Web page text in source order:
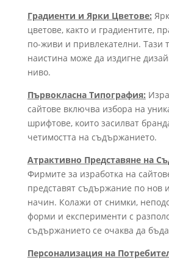
Градиенти и Ярки Цветове:
цветове, както и градиентите,
по-живи и привлекателни. Тази
наистина може да издигне
ниво.
Първокласна Типография:
сайтове включва избора на
шрифтове, които засилват
четимостта на съдържанието.
Атрактивно Представяне на
Фирмите за изработка на
представят съдържание по нов
начин. Колажи от снимки,
форми и експерименти с
съдържанието се очаква да
Персонализация на